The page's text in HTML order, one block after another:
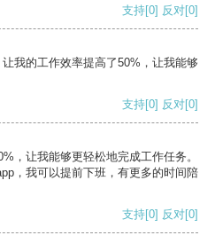
支持[0] 反对[0]
我的工作效率提高了50%，让我能够
支持[0] 反对[0]
，让我能够更轻松地完成工作任务。
，我可以提前下班，有更多的时间陪
支持[0] 反对[0]